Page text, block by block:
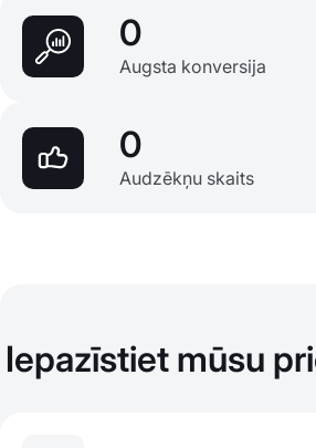
0
Augsta konversija
0
Audzēkņu skaits
Iepazīstiet mūsu